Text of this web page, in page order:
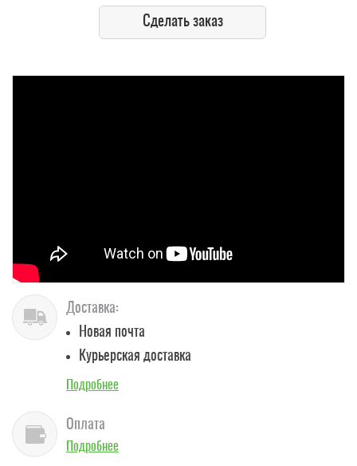
Сделать заказ
Доставка:
Новая почта
Курьерская доставка
Подробнее
Оплата
Подробнее